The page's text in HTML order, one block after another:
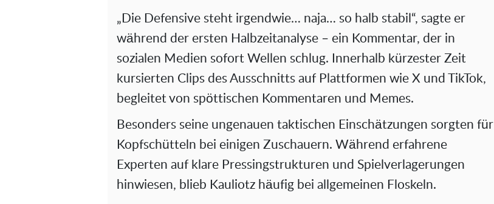
o
„Die Defensive steht irgendwie… naja… so halb stabil“, sagte er
während der ersten Halbzeitanalyse – ein Kommentar, der in
sozialen Medien sofort Wellen schlug. Innerhalb kürzester Zeit
kursierten Clips des Ausschnitts auf Plattformen wie X und TikTok,
begleitet von spöttischen Kommentaren und Memes.
Besonders seine ungenauen taktischen Einschätzungen sorgten für
Kopfschütteln bei einigen Zuschauern. Während erfahrene
Experten auf klare Pressingstrukturen und Spielverlagerungen
hinwiesen, blieb Kauliotz häufig bei allgemeinen Floskeln.